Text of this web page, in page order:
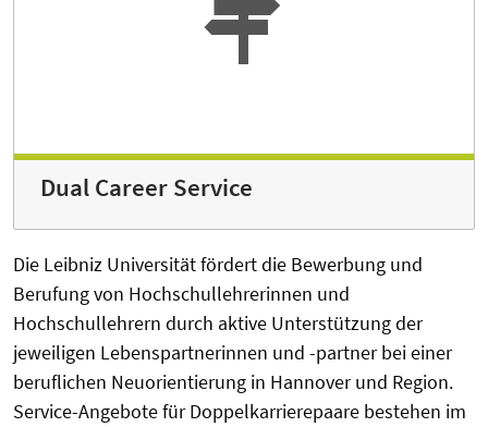
Dual Career Service
Die Leibniz Universität fördert die Bewerbung und
Berufung von Hochschullehrerinnen und
Hochschullehrern durch aktive Unterstützung der
jeweiligen Lebenspartnerinnen und -partner bei einer
beruflichen Neuorientierung in Hannover und Region.
Service-Angebote für Doppelkarrierepaare bestehen im